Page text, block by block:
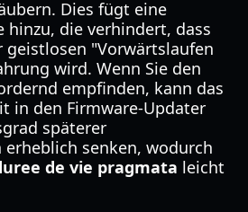
Dies fügt eine
hinzu, die verhindert, dass
geistlosen "Vorwärtslaufen
wird. Wenn Sie den
empfinden, kann das
in den Firmware-Updater
späterer
erheblich senken, wodurch
de vie pragmata leicht